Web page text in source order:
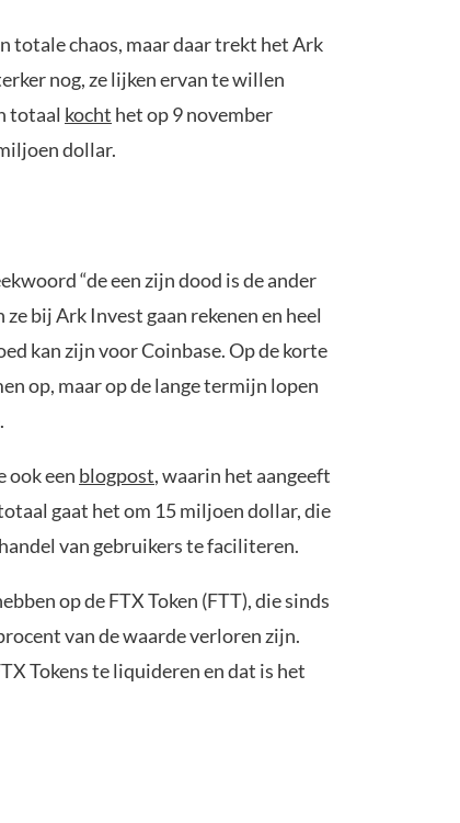
totale chaos, maar daar trekt het Ark
nog, ze lijken ervan te willen
totaal kocht het op 9 november
dollar.
“de een zijn dood is de ander
ze bij Ark Invest gaan rekenen en heel
kan zijn voor Coinbase. Op de korte
op, maar op de lange termijn lopen
ook een blogpost, waarin het aangeeft
gaat het om 15 miljoen dollar, die
van gebruikers te faciliteren.
op de FTX Token (FTT), die sinds
van de waarde verloren zijn.
Tokens te liquideren en dat is het